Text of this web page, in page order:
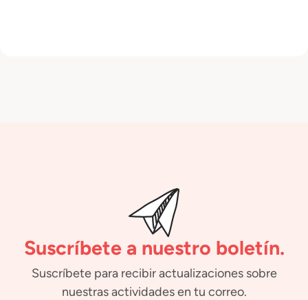
Suscríbete a nuestro boletín.
Suscríbete para recibir actualizaciones sobre
nuestras actividades en tu correo.